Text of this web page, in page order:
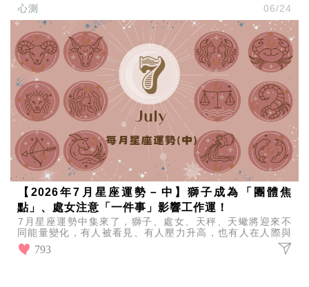
心測 06/24
【2026年7月星座運勢－中】獅子成為「團體焦
點」、處女注意「一件事」影響工作運！
7月星座運勢中集來了，獅子、處女、天秤、天蠍將迎來不
同能量變化，有人被看見、有人壓力升高，也有人在人際與
感情中陷入選擇難題，本月關鍵一次解析。
793